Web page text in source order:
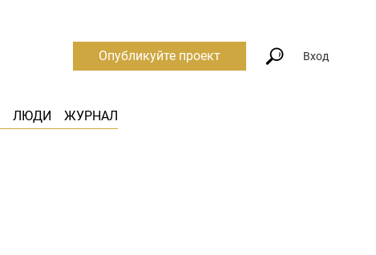
ЛЮДИ ЖУРНАЛ
Опубликуйте проект Вход